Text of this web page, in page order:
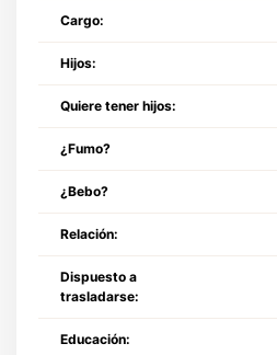
Cargo:
Hijos:
Quiere tener hijos:
¿Fumo?
¿Bebo?
Relación:
Dispuesto a
trasladarse:
Educación: